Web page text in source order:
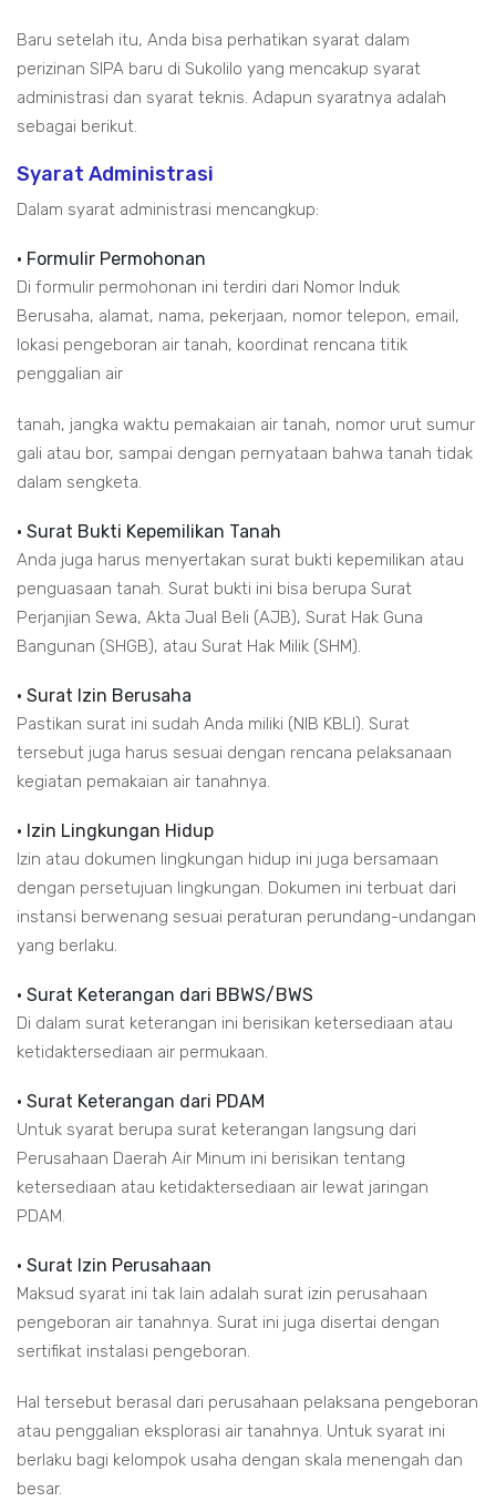
Baru setelah itu, Anda bisa perhatikan syarat dalam
perizinan SIPA baru di Sukolilo yang mencakup syarat
administrasi dan syarat teknis. Adapun syaratnya adalah
sebagai berikut.
Syarat Administrasi
Dalam syarat administrasi mencangkup:
• Formulir Permohonan
Di formulir permohonan ini terdiri dari Nomor Induk
Berusaha, alamat, nama, pekerjaan, nomor telepon, email,
lokasi pengeboran air tanah, koordinat rencana titik
penggalian air
tanah, jangka waktu pemakaian air tanah, nomor urut sumur
gali atau bor, sampai dengan pernyataan bahwa tanah tidak
dalam sengketa.
• Surat Bukti Kepemilikan Tanah
Anda juga harus menyertakan surat bukti kepemilikan atau
penguasaan tanah. Surat bukti ini bisa berupa Surat
Perjanjian Sewa, Akta Jual Beli (AJB), Surat Hak Guna
Bangunan (SHGB), atau Surat Hak Milik (SHM).
• Surat Izin Berusaha
Pastikan surat ini sudah Anda miliki (NIB KBLI). Surat
tersebut juga harus sesuai dengan rencana pelaksanaan
kegiatan pemakaian air tanahnya.
• Izin Lingkungan Hidup
Izin atau dokumen lingkungan hidup ini juga bersamaan
dengan persetujuan lingkungan. Dokumen ini terbuat dari
instansi berwenang sesuai peraturan perundang-undangan
yang berlaku.
• Surat Keterangan dari BBWS/BWS
Di dalam surat keterangan ini berisikan ketersediaan atau
ketidaktersediaan air permukaan.
• Surat Keterangan dari PDAM
Untuk syarat berupa surat keterangan langsung dari
Perusahaan Daerah Air Minum ini berisikan tentang
ketersediaan atau ketidaktersediaan air lewat jaringan
PDAM.
• Surat Izin Perusahaan
Maksud syarat ini tak lain adalah surat izin perusahaan
pengeboran air tanahnya. Surat ini juga disertai dengan
sertifikat instalasi pengeboran.
Hal tersebut berasal dari perusahaan pelaksana pengeboran
atau penggalian eksplorasi air tanahnya. Untuk syarat ini
berlaku bagi kelompok usaha dengan skala menengah dan
besar.